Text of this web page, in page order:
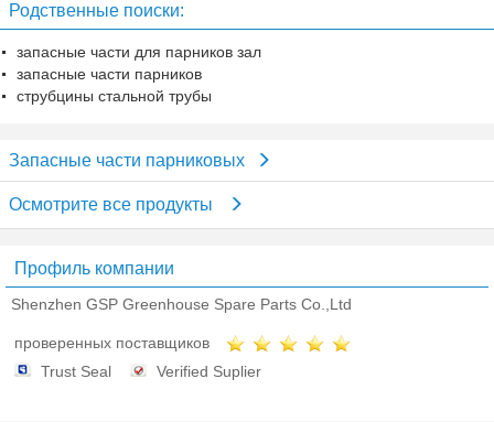
Родственные поиски:
запасные части для парников зал
запасные части парников
струбцины стальной трубы
Запасные части парниковых
Осмотрите все продукты
Профиль компании
Shenzhen GSP Greenhouse Spare Parts Co.,Ltd
проверенных поставщиков
Trust Seal
Verified Suplier